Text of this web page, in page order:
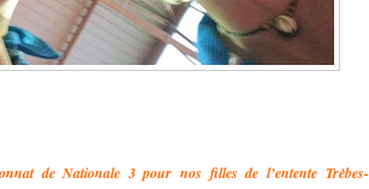
de Nationale 3 pour nos filles de l’entente Trèbes-